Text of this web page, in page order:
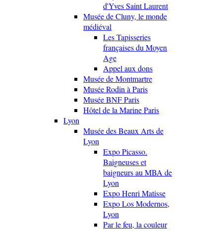
d'Yves Saint Laurent
Musée de Cluny, le monde
médiéval
Les Tapisseries
françaises du Moyen
Age
Appel aux dons
Musée de Montmartre
Musée Rodin à Paris
Musée BNF Paris
Hôtel de la Marine Paris
Lyon
Musée des Beaux Arts de
Lyon
Expo Picasso.
Baigneuses et
baigneurs au MBA de
Lyon
Expo Henri Matisse
Expo Los Modernos,
Lyon
Par le feu, la couleur